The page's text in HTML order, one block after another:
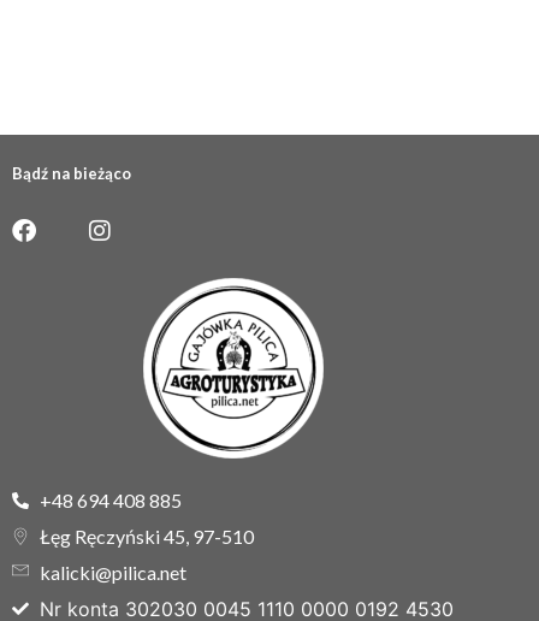
Bądź na bieżąco
+48 694 408 885
Łęg Ręczyński 45, 97-510
kalicki@pilica.net
Nr konta 302030 0045 1110 0000 0192 4530